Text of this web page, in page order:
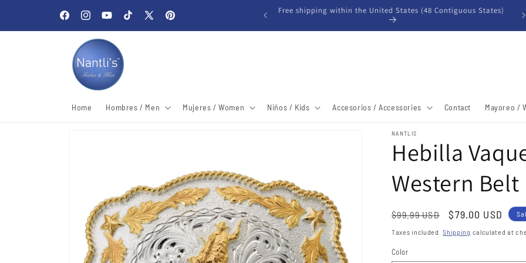
FacebookInstagramYouTubeTikTok X
Pinterest
Welcome to our store Free shipping within the United States (48 Contiguous States)
Home Hombres / Men Mujeres / Women Niños / Kids Accesorios / Accessories Contact Mayoreo /
NANTLIS
Hebilla
Western
Regular
price
$99.99 USD
Sale
price
$79.00 USD
Taxes included.Shipping calculated at
Color